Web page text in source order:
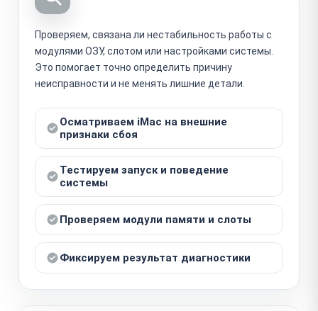
Проверяем, связана ли нестабильность работы с
модулями ОЗУ, слотом или настройками системы.
Это помогает точно определить причину
неисправности и не менять лишние детали.
Осматриваем iMac на внешние
признаки сбоя
Тестируем запуск и поведение
системы
Проверяем модули памяти и слоты
Фиксируем результат диагностики